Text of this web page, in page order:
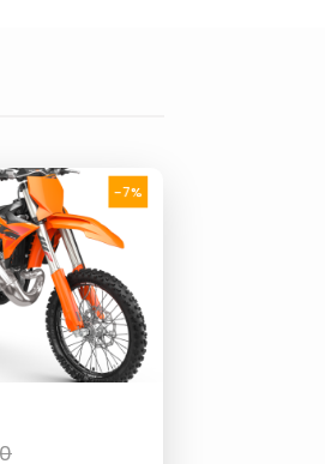
-7%
El